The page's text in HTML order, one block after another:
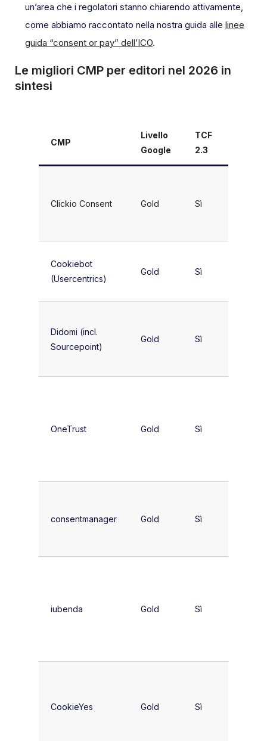
un’area che i regolatori stanno chiarendo attivamente,
come abbiamo raccontato nella nostra guida alle linee
guida “consent or pay” dell’ICO.
Le migliori CMP per editori nel 2026 in
sintesi
CMP
Livello
Google
TCF
2.3
Clickio Consent Gold Sì
Cookiebot
(Usercentrics)
Gold Sì
Didomi (incl.
Sourcepoint)
Gold Sì
OneTrust Gold Sì
consentmanager Gold Sì
iubenda Gold Sì
CookieYes Gold Sì